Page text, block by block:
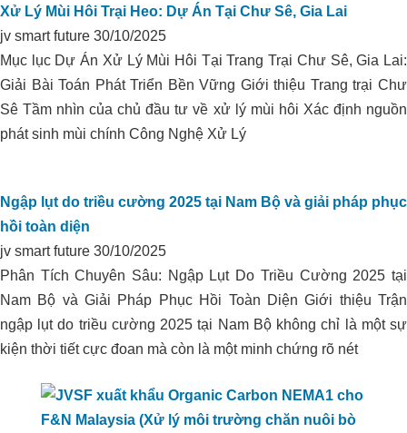
HẠ PHÈN DÙNG ORGANIC
CARBON CHO VÙNG CHUYÊN
Xử Lý Mùi Hôi Trại Heo: Dự Án Tại Chư Sê, Gia Lai
jv smart future 30/10/2025
Mục lục Dự Án Xử Lý Mùi Hôi Tại Trang Trại Chư Sê, Gia Lai:
Giải Bài Toán Phát Triển Bền Vững Giới thiệu Trang trại Chư
Sê Tầm nhìn của chủ đầu tư về xử lý mùi hôi Xác định nguồn
phát sinh mùi chính Công Nghệ Xử Lý
Ngập lụt do triều cường 2025 tại Nam Bộ và giải pháp phục
hồi toàn diện
jv smart future 30/10/2025
Phân Tích Chuyên Sâu: Ngập Lụt Do Triều Cường 2025 tại
Nam Bộ và Giải Pháp Phục Hồi Toàn Diện Giới thiệu Trận
ngập lụt do triều cường 2025 tại Nam Bộ không chỉ là một sự
kiện thời tiết cực đoan mà còn là một minh chứng rõ nét